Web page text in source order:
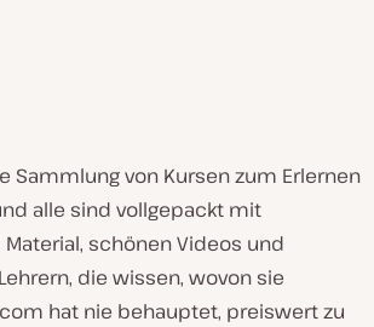
Sammlung von Kursen zum Erlernen
alle sind vollgepackt mit
schönen Videos und
die wissen, wovon sie
hat nie behauptet, preiswert zu